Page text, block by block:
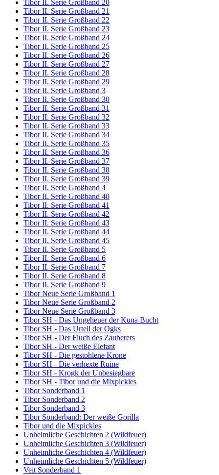
Tibor II. Serie Großband 20
Tibor II. Serie Großband 21
Tibor II. Serie Großband 22
Tibor II. Serie Großband 23
Tibor II. Serie Großband 24
Tibor II. Serie Großband 25
Tibor II. Serie Großband 26
Tibor II. Serie Großband 27
Tibor II. Serie Großband 28
Tibor II. Serie Großband 29
Tibor II. Serie Großband 3
Tibor II. Serie Großband 30
Tibor II. Serie Großband 31
Tibor II. Serie Großband 32
Tibor II. Serie Großband 33
Tibor II. Serie Großband 34
Tibor II. Serie Großband 35
Tibor II. Serie Großband 36
Tibor II. Serie Großband 37
Tibor II. Serie Großband 38
Tibor II. Serie Großband 39
Tibor II. Serie Großband 4
Tibor II. Serie Großband 40
Tibor II. Serie Großband 41
Tibor II. Serie Großband 42
Tibor II. Serie Großband 43
Tibor II. Serie Großband 44
Tibor II. Serie Großband 45
Tibor II. Serie Großband 5
Tibor II. Serie Großband 6
Tibor II. Serie Großband 7
Tibor II. Serie Großband 8
Tibor II. Serie Großband 9
Tibor Neue Serie Großband 1
Tibor Neue Serie Großband 2
Tibor Neue Serie Großband 3
Tibor SH - Das Ungeheuer der Kuna Bucht
Tibor SH - Das Urteil der Ogks
Tibor SH - Der Fluch des Zauberers
Tibor SH - Der weiße Elefant
Tibor SH - Die gestohlene Krone
Tibor SH - Die verhexte Ruine
Tibor SH - Krogk der Unbesiegbare
Tibor SH - Tibor und die Mixpickles
Tibor Sonderband 1
Tibor Sonderband 2
Tibor Sonderband 3
Tibor Sonderband: Der weiße Gorilla
Tibor und die Mixpickles
Unheimliche Geschichten 2 (Wildfeuer)
Unheimliche Geschichten 3 (Wildfeuer)
Unheimliche Geschichten 4 (Wildfeuer)
Unheimliche Geschichten 5 (Wildfeuer)
Veit Sonderband 1